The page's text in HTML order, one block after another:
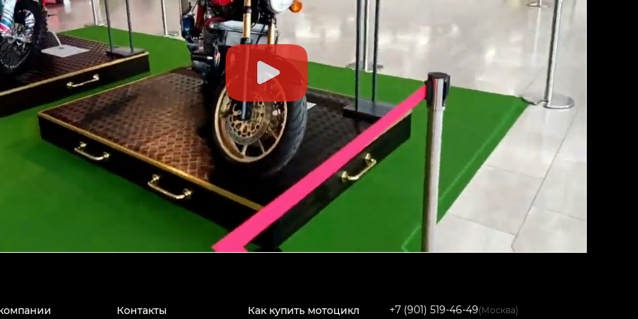
Контакты Как купить мотоцикл +7 (901) 519-46-49(Москва)